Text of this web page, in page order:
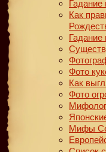
Гадание
Как
Фото
Как
Фото
Мифы